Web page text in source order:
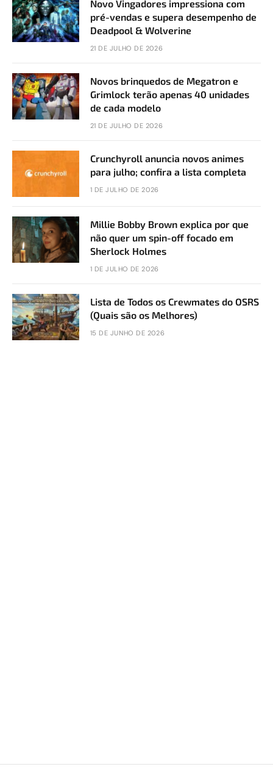
Novo Vingadores impressiona com
pré-vendas e supera desempenho de
Deadpool & Wolverine
21 DE JULHO DE 2026
Novos brinquedos de Megatron e
Grimlock terão apenas 40 unidades
de cada modelo
21 DE JULHO DE 2026
Crunchyroll anuncia novos animes
para julho; confira a lista completa
1 DE JULHO DE 2026
Millie Bobby Brown explica por que
não quer um spin-off focado em
Sherlock Holmes
1 DE JULHO DE 2026
Lista de Todos os Crewmates do OSRS
(Quais são os Melhores)
15 DE JUNHO DE 2026